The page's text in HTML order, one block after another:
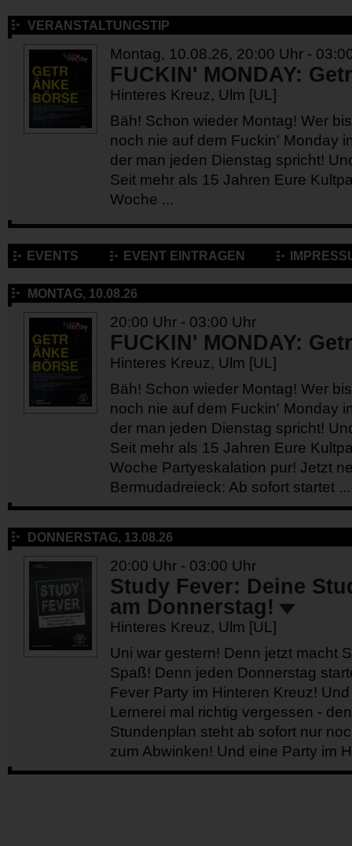
VERANSTALTUNGSTIP
Montag, 10.08.26, 20:00 Uhr -
FUCKIN' MONDAY:
Hinteres Kreuz, Ulm [UL]
Bäh! Schon wieder Montag! Wer
noch nie auf dem Fuckin' Monday
der man jeden Dienstag spricht!
Seit mehr als 15 Jahren Eure
Woche ...
EVENTS EVENT EINTRAGEN
MONTAG, 10.08.26
20:00 Uhr - 03:00 Uhr
FUCKIN' MONDAY:
Hinteres Kreuz, Ulm [UL]
Bäh! Schon wieder Montag! Wer
noch nie auf dem Fuckin' Monday
der man jeden Dienstag spricht!
Seit mehr als 15 Jahren Eure
Woche Partyeskalation pur! Jetzt
Bermudadreieck: Ab sofort startet ...
DONNERSTAG, 13.08.26
20:00 Uhr - 03:00 Uhr
Study Fever: Deine
am Donnerstag!
Hinteres Kreuz, Ulm [UL]
Uni war gestern! Denn jetzt macht
Spaß! Denn jeden Donnerstag
Fever Party im Hinteren Kreuz!
Lernerei mal richtig vergessen -
Stundenplan steht ab sofort nur
zum Abwinken! Und eine Party im